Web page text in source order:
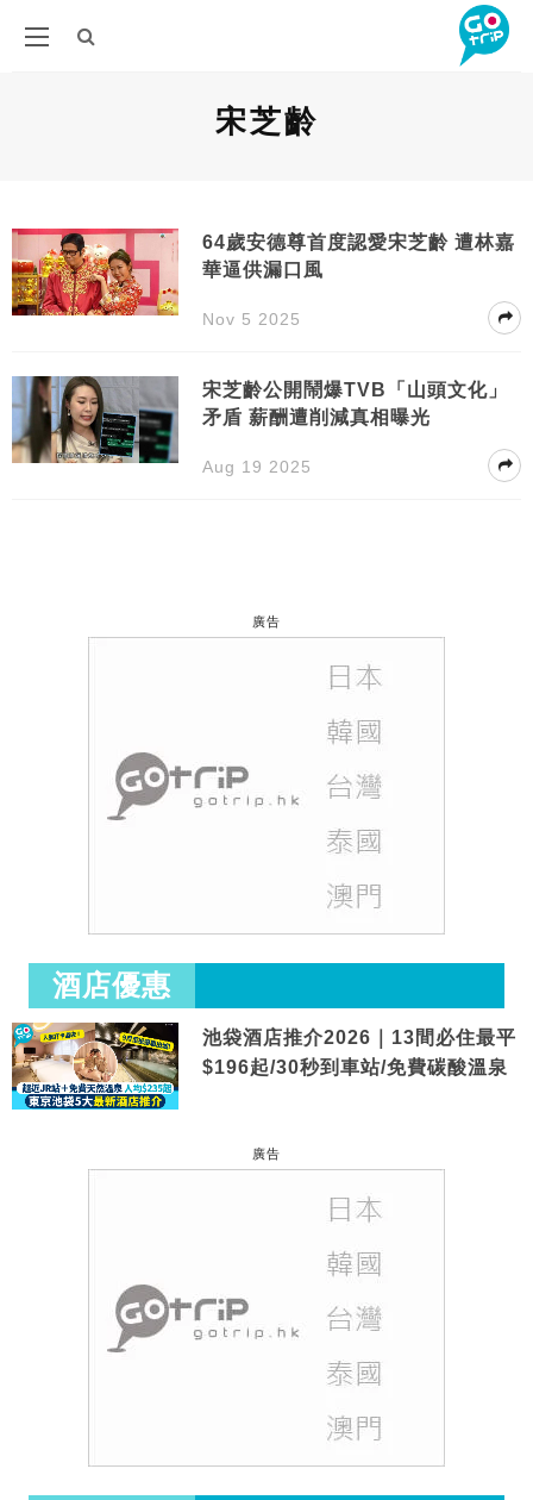
宋芝齡
64歲安德尊首度認愛宋芝齡 遭林嘉
華逼供漏口風
Nov 5 2025
宋芝齡公開鬧爆TVB「山頭文化」
矛盾 薪酬遭削減真相曝光
Aug 19 2025
廣告
酒店優惠
池袋酒店推介2026｜13間必住最平
$196起/30秒到車站/免費碳酸溫泉
廣告